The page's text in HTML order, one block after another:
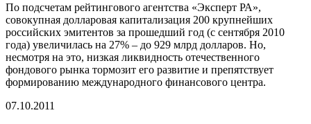
По подсчетам рейтингового агентства «Эксперт РА»,
совокупная долларовая капитализация 200 крупнейших
российских эмитентов за прошедший год (с сентября 2010
года) увеличилась на 27% – до 929 млрд долларов. Но,
несмотря на это, низкая ликвидность отечественного
фондового рынка тормозит его развитие и препятствует
формированию международного финансового центра.
07.10.2011